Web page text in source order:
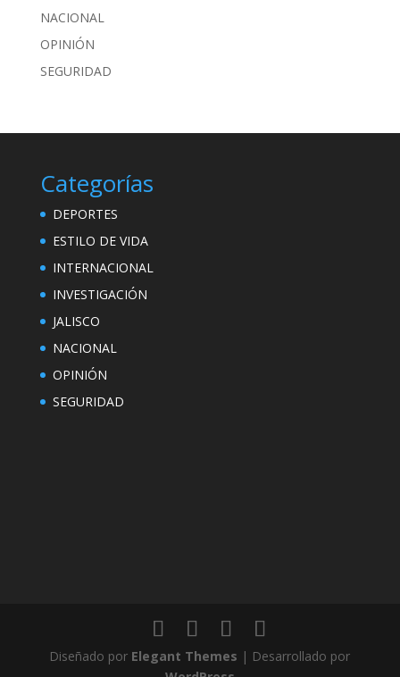
NACIONAL
OPINIÓN
SEGURIDAD
Categorías
DEPORTES
ESTILO DE VIDA
INTERNACIONAL
INVESTIGACIÓN
JALISCO
NACIONAL
OPINIÓN
SEGURIDAD
Diseñado por Elegant Themes | Desarrollado por